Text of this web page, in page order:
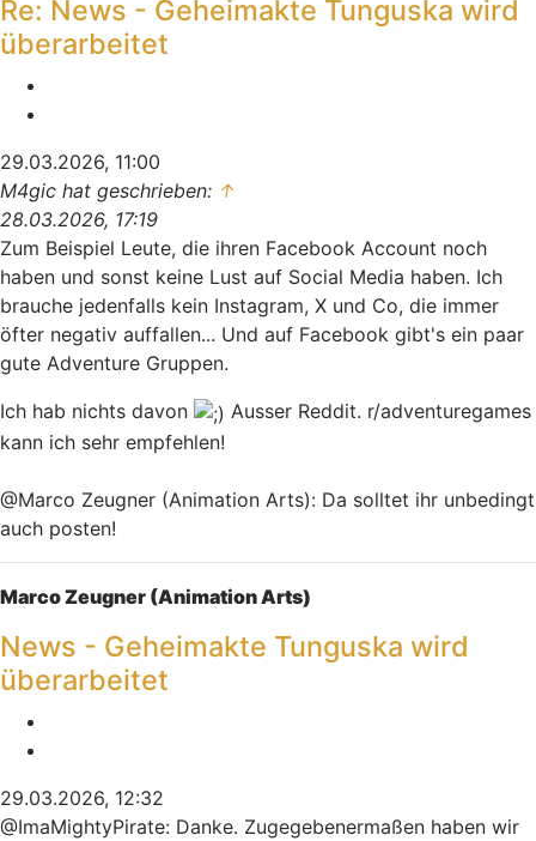
Re: News - Geheimakte Tunguska wird
überarbeitet
29.03.2026, 11:00
M4gic hat geschrieben: ↑
28.03.2026, 17:19
Zum Beispiel Leute, die ihren Facebook Account noch
haben und sonst keine Lust auf Social Media haben. Ich
brauche jedenfalls kein Instagram, X und Co, die immer
öfter negativ auffallen... Und auf Facebook gibt's ein paar
gute Adventure Gruppen.
Ich hab nichts davon
Ausser Reddit. r/adventuregames
kann ich sehr empfehlen!
@Marco Zeugner (Animation Arts): Da solltet ihr unbedingt
auch posten!
Marco Zeugner (Animation Arts)
News - Geheimakte Tunguska wird
überarbeitet
29.03.2026, 12:32
@ImaMightyPirate: Danke. Zugegebenermaßen haben wir